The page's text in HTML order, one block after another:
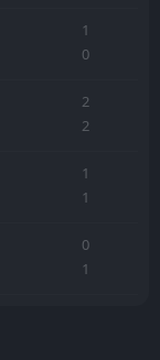
1
0
2
2
1
1
0
1